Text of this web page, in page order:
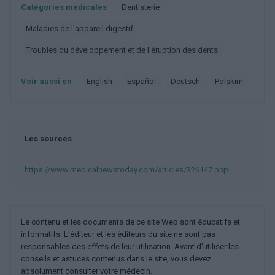
Catégories médicales Dentisterie
Maladies de l'appareil digestif
Troubles du développement et de l'éruption des dents
Voir aussi en english español deutsch polskim
Les sources
https://www.medicalnewstoday.com/articles/326147.php
Le contenu et les documents de ce site Web sont éducatifs et
informatifs. L'éditeur et les éditeurs du site ne sont pas
responsables des effets de leur utilisation. Avant d'utiliser les
conseils et astuces contenus dans le site, vous devez
absolument consulter votre médecin.